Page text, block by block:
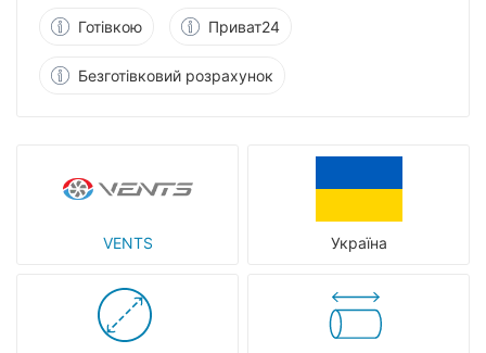
VENTS Україна
Готівкою Приват24
Безготівковий розрахунок